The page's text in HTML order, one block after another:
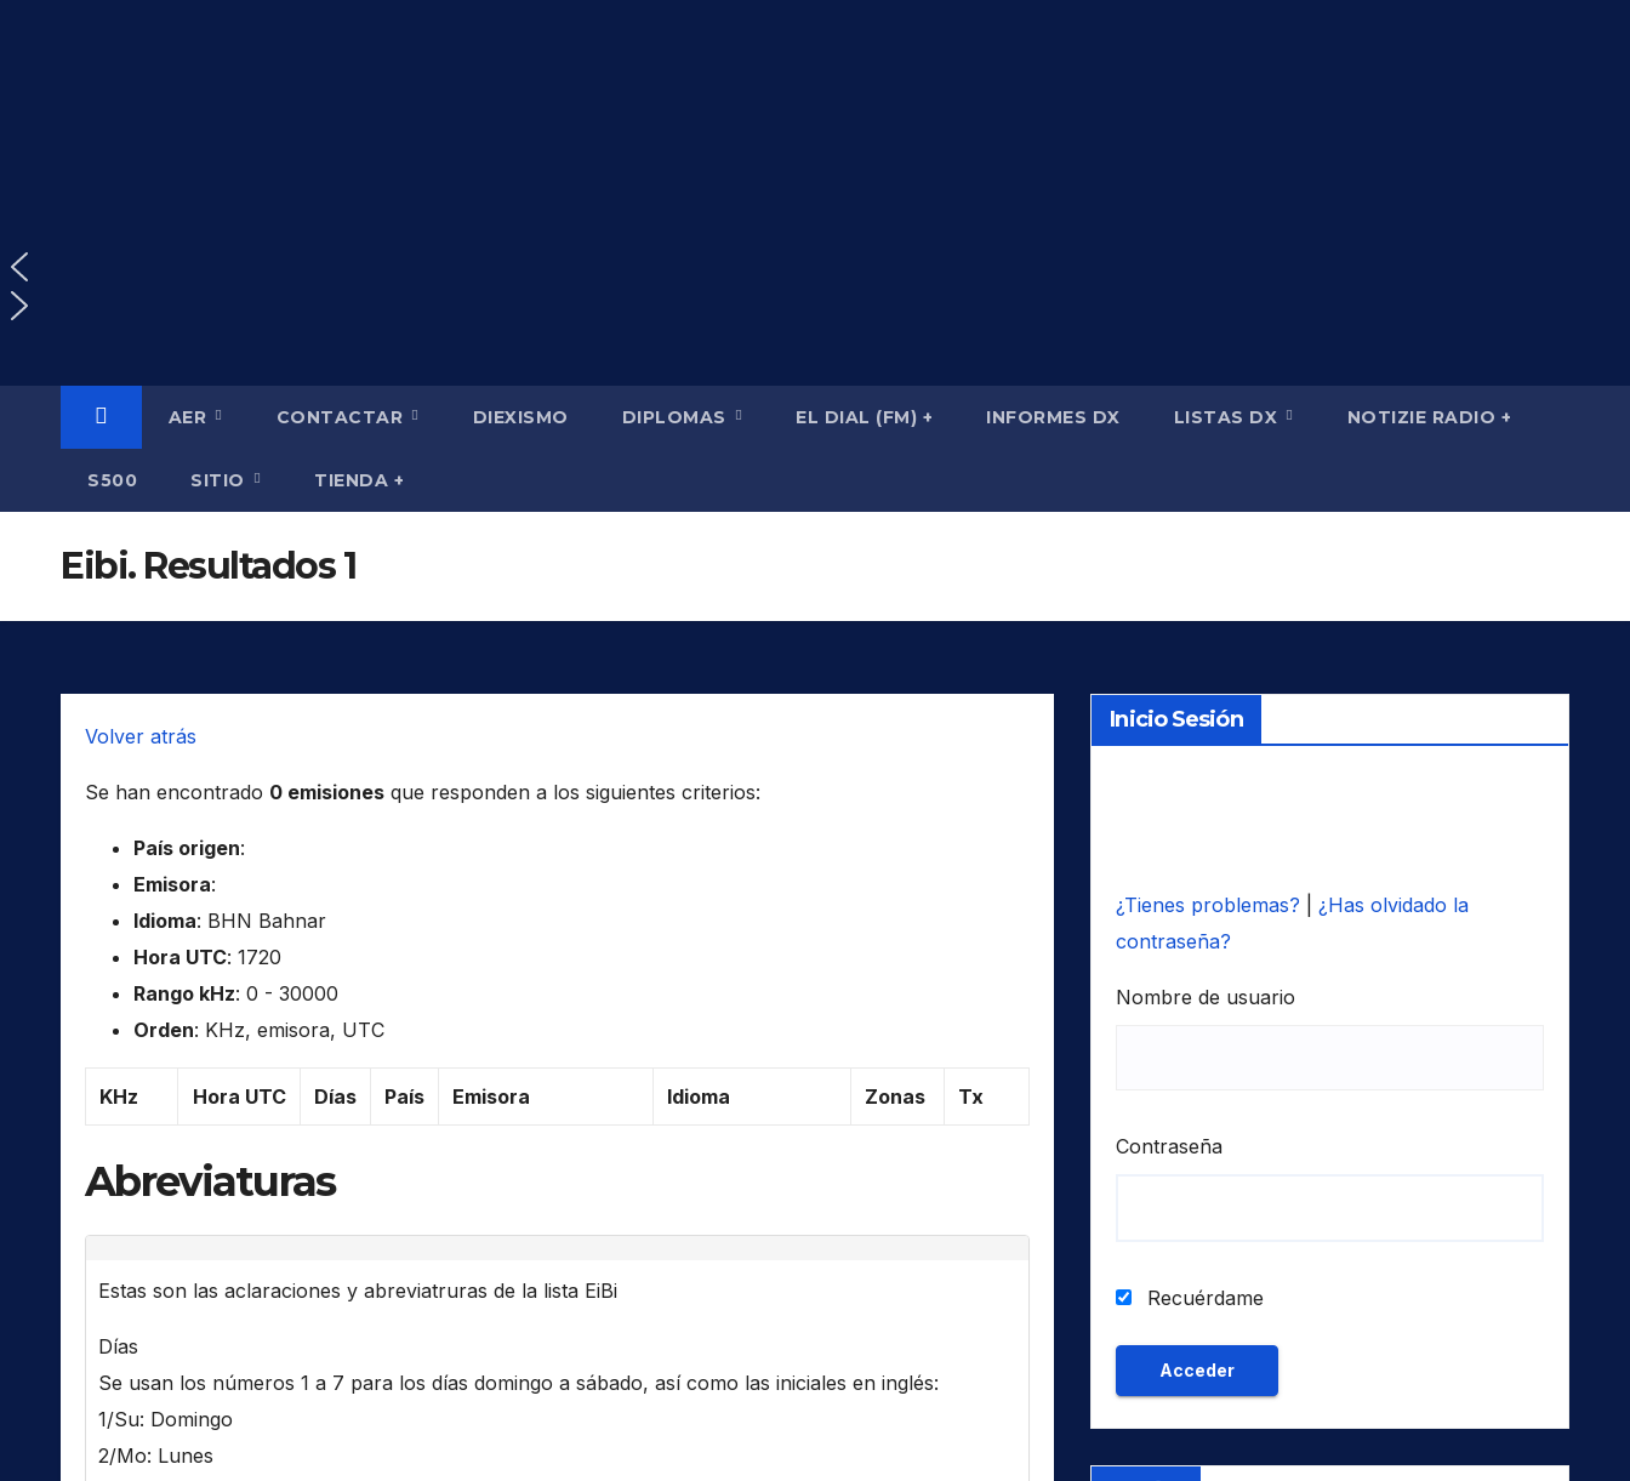
AER CONTACTAR DIEXISMO DIPLOMAS EL DIAL (FM) + INFORMES DX LISTAS DX NOTIZIE RADIO +
S500 SITIO TIENDA +
Eibi. Resultados 1
Volver atrás
Se han encontrado 0 emisiones que responden a los siguientes criterios:
País origen:
Emisora:
Idioma: BHN Bahnar
Hora UTC: 1720
Rango kHz: 0 - 30000
Orden: KHz, emisora, UTC
KHz Hora UTC Días País Emisora Idioma Zonas Tx
Abreviaturas
Estas son las aclaraciones y abreviatruras de la lista EiBi
Días
Se usan los números 1 a 7 para los días domingo a sábado, así como las iniciales en inglés:
1/Su: Domingo
2/Mo: Lunes
Inicio Sesión
¿Tienes problemas?
¿Has olvidado la
contraseña?
Nombre de usuario
Contraseña
Recuérdame